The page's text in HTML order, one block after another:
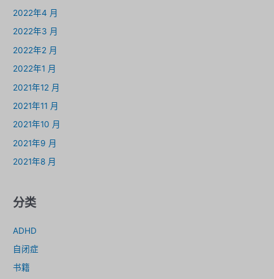
2022年4 月
2022年3 月
2022年2 月
2022年1 月
2021年12 月
2021年11 月
2021年10 月
2021年9 月
2021年8 月
分类
ADHD
自闭症
书籍